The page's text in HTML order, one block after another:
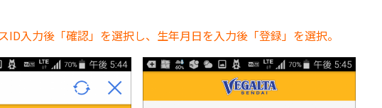
入力後「確認」を選択し、生年月日を入力後「登録」を選択。